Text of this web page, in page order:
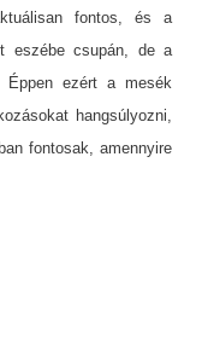
fontos, és a
eszébe csupán, de a
Éppen ezért a mesék
hangsúlyozni,
fontosak, amennyire